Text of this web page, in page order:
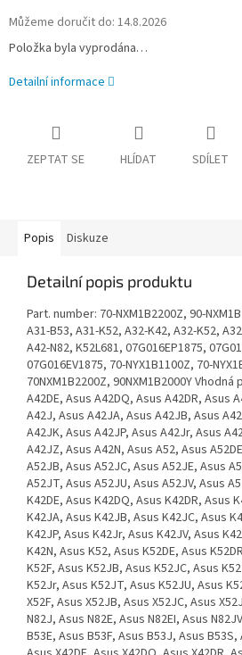
Můžeme doručit do: 14.8.2026
Položka byla vyprodána…
Detailní informace
ZEPTAT SE HLÍDAT SDÍLET
Popis Diskuze
Detailní popis produktu
Part. number: 70-NXM1B2200Z, 90-
A31-B53, A31-K52, A32-K42, A32-K52,
A42-N82, K52L681, 07G016EP1875,
07G016EV1875, 70-NYX1B1100Z, 70-
70NXM1B2200Z, 90NXM1B2000Y
A42DE, Asus A42DQ, Asus A42DR, Asus
A42J, Asus A42JA, Asus A42JB, Asus
A42JK, Asus A42JP, Asus A42Jr, Asus
A42JZ, Asus A42N, Asus A52, Asus
A52JB, Asus A52JC, Asus A52JE, Asus
A52JT, Asus A52JU, Asus A52JV, Asus
K42DE, Asus K42DQ, Asus K42DR, Asus
K42JA, Asus K42JB, Asus K42JC, Asus
K42JP, Asus K42Jr, Asus K42JV, Asus
K42N, Asus K52, Asus K52DE, Asus
K52F, Asus K52JB, Asus K52JC, Asus
K52Jr, Asus K52JT, Asus K52JU, Asus
X52F, Asus X52JB, Asus X52JC, Asus
N82J, Asus N82E, Asus N82EI, Asus
B53E, Asus B53F, Asus B53J, Asus B53S,